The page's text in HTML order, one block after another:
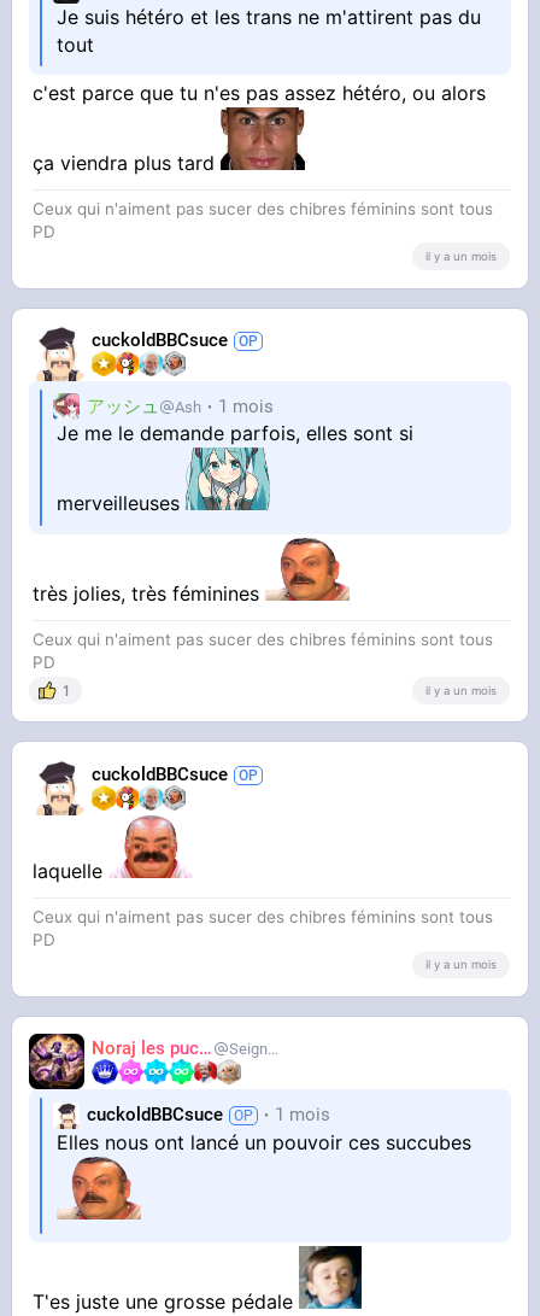
Je suis hétéro et les trans ne m'attirent pas du
tout
c'est parce que tu n'es pas assez hétéro, ou alors
ça viendra plus tard
Ceux qui n'aiment pas sucer des chibres féminins sont tous
PD
il y a un mois
cuckoldBBCsuce
アッシュ Ash 1 mois
Je me le demande parfois, elles sont si
merveilleuses
très jolies, très féminines
Ceux qui n'aiment pas sucer des chibres féminins sont tous
PD
1 il y a un mois
cuckoldBBCsuce
laquelle
Ceux qui n'aiment pas sucer des chibres féminins sont tous
PD
il y a un mois
Noraj les pucix SeigneurCooler
cuckoldBBCsuce 1 mois
Elles nous ont lancé un pouvoir ces succubes
T'es juste une grosse pédale